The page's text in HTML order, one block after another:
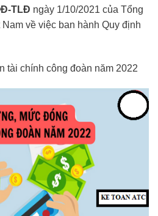
TLĐ ngày 1/10/2021 của Tổng
về việc ban hành Quy định
tài chính công đoàn năm 2022